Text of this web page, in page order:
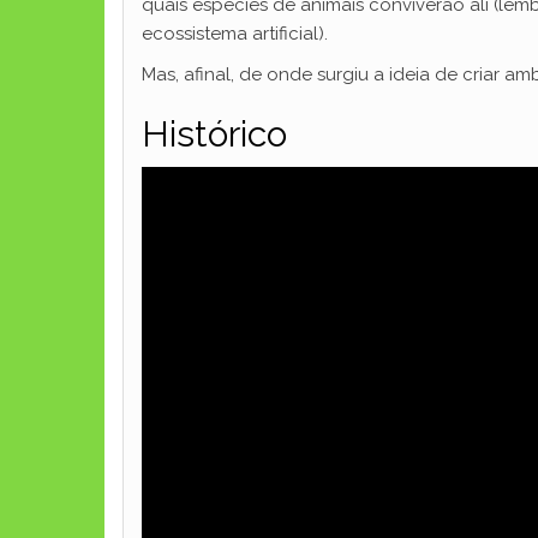
quais espécies de animais conviverão ali
ecossistema artificial).
Mas, afinal, de onde surgiu a ideia de criar
Histórico